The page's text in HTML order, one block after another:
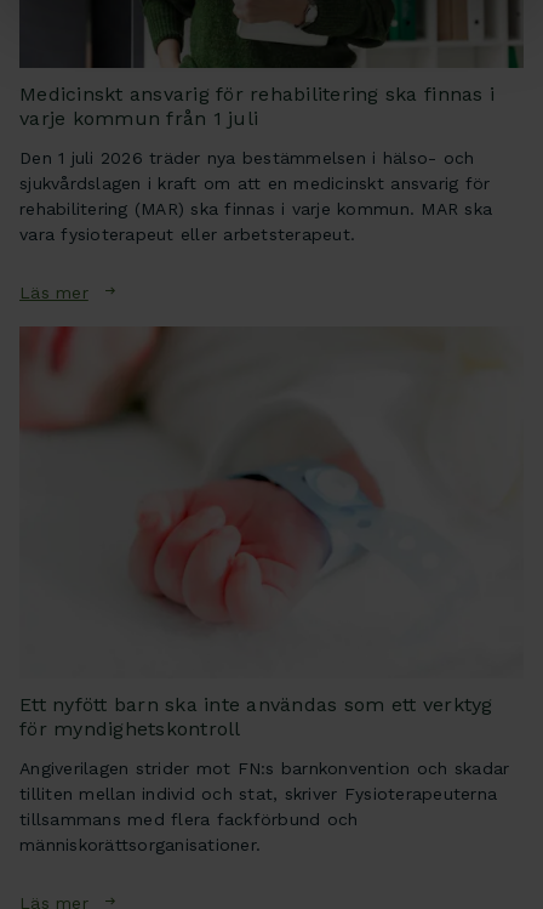
Medicinskt ansvarig för rehabilitering ska finnas i
varje kommun från 1 juli
Den 1 juli 2026 träder nya bestämmelsen i hälso- och
sjukvårdslagen i kraft om att en medicinskt ansvarig för
rehabilitering (MAR) ska finnas i varje kommun. MAR ska
vara fysioterapeut eller arbetsterapeut.
Läs mer
Ett nyfött barn ska inte användas som ett verktyg
för myndighetskontroll
Angiverilagen strider mot FN:s barnkonvention och skadar
tilliten mellan individ och stat, skriver Fysioterapeuterna
tillsammans med flera fackförbund och
människorättsorganisationer.
Läs mer